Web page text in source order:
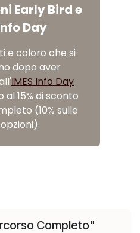
Early Bird e
Day
e coloro che si
dopo aver
IMES Info Day
al 15% di sconto
(10% sulle
Completo"